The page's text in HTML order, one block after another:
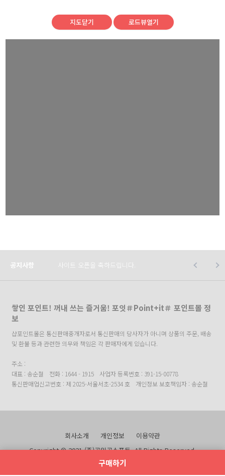
구매하기
지도닫기 로드뷰열기
공지사항 사이트 오픈을 축하드립니다.
쌓인 포인트! 꺼내 쓰는 즐거움! 포잇＃Point+it＃ 포인트몰 정
보
샵포인트몰은 통신판매중개자로서 통신판매의 당사자가 아니며 상품의 주문, 배송
및 환불 등과 관련한 의무와 책임은 각 판매자에게 있습니다.
주소 :
대표 : 송순철
전화 : 1644 - 1915
사업자 등록번호 : 391-15-00778
통신판매업신고번호 : 제 2025-서울서초-2534 호
개인정보 보호책임자 : 송순철
회사소개 개인정보
이용약관
Copyright © 2021 (주)공일공소프트. All Rights Reserved.